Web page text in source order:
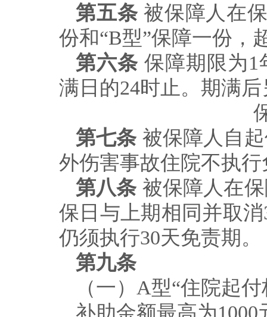
第五条被保障人在
份和“B型”保障一份，
第六条 保障期限为1
满日的24时止。期满
第七条 被保障人自
外伤害事故住院不执
第八条 被保障人在
保日与上期相同并取消
仍须执行30天免责期。
第九条
（一） A型“住院起